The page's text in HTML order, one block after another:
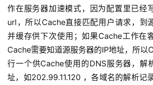
作在服务器加速模式，因为配置里已经
url，所以Cache直接匹配用户请求，到
并缓存供下次使用；如果Cache工作在
Cache需要知道源服务器的IP地址，所以
行一个供Cache使用的DNS服务器，解
址，如202.99.11.120 ，各域名的解析记